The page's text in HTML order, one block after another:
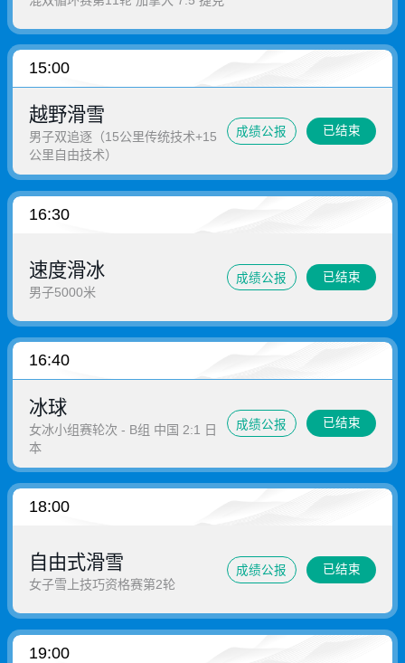
15:00
越野滑雪
男子双追逐（15公里传统技术+15
公里自由技术）
成绩公报 已结束
16:30
速度滑冰
男子5000米
成绩公报 已结束
16:40
冰球
女冰小组赛轮次 - B组 中国 2:1 日
本
成绩公报 已结束
18:00
自由式滑雪
女子雪上技巧资格赛第2轮
成绩公报 已结束
19:00